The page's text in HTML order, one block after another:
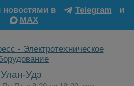
в Telegram
и
MAX
Улан-Удэ